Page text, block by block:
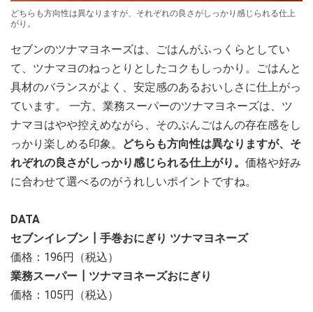
どちらも方向性は異なりますが、それぞれの良さがしっかり感じられる仕上
がり。
セブンのツナマヨネーズは、ごはんがふっくらとしてい
て、ツナマヨのねっとりとしたコクもしっかり。ごはんと
具材のバランスがよく、安定感のあるおいしさに仕上がっ
ています。 一方、業務スーパーのツナマヨネーズは、ツ
ナマヨはやや控えめながら、そのぶんごはんの存在感をし
っかり楽しめる印象。
どちらも方向性は異なりますが、そ
れぞれの良さがしっかり感じられる仕上がり。 価格や好み
に合わせて選べるのがうれしいポイントですね。
DATA
セブンイレブン┃手巻おにぎり ツナマヨネーズ
価格：196円（税込）
業務スーパー┃ツナマヨネーズおにぎり
価格：105円（税込）